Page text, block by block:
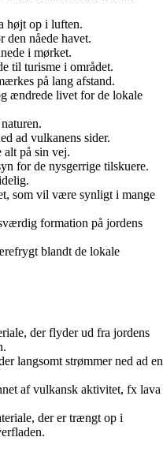
højt op i luften.
den nåede havet.
i mørket.
til turisme i området.
på lang afstand.
ændrede livet for de lokale
ad vulkanens sider.
alt på sin vej.
for de nysgerrige tilskuere.
som vil være synligt i mange
formation på jordens
blandt de lokale
der flyder ud fra jordens
langsomt strømmer ned ad en
af vulkansk aktivitet, fx lava
der er trængt op i